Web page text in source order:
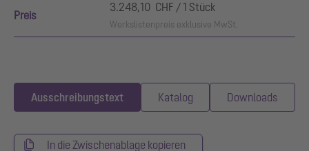
Preis
3.248,10 CHF / 1 Stück
Werkslistenpreis exklusive MwSt.
Ausschreibungstext Katalog Downloads
In die Zwischenablage kopieren